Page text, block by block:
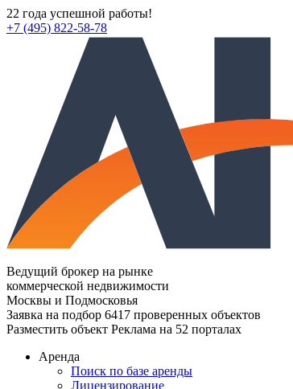
22 года успешной работы!
+7 (495) 822-58-78
Ведущий брокер на рынке
коммерческой недвижимости
Москвы и Подмосковья
Заявка на подбор 6417 проверенных объектов
Разместить объект Реклама на 52 порталах
Аренда
Поиск по базе аренды
Лицензирование